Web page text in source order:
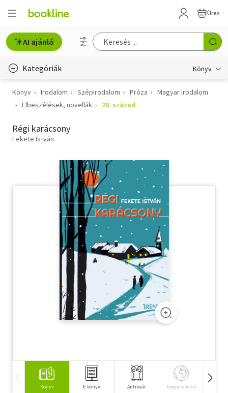
Üres
AI ajánló
Kategóriák Könyv
Életmód, egészség
Gyermek- és ifjúsági
Hobbi, szabadidő
Szótár, nyelvkönyv
Tankönyv, segédkönyv
Társadalomtudomány
Természettudomány
Könyv Irodalom Szépirodalom Próza
Magyar irodalom
Elbeszélések, novellák
20. század
Régi karácsony
Fekete István
Könyv E-könyv Antikvár Idegen nyelvű